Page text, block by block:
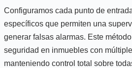
Configuramos cada punto de
específicos que permiten una
generar falsas alarmas. Este
seguridad en inmuebles con
manteniendo control total sobre